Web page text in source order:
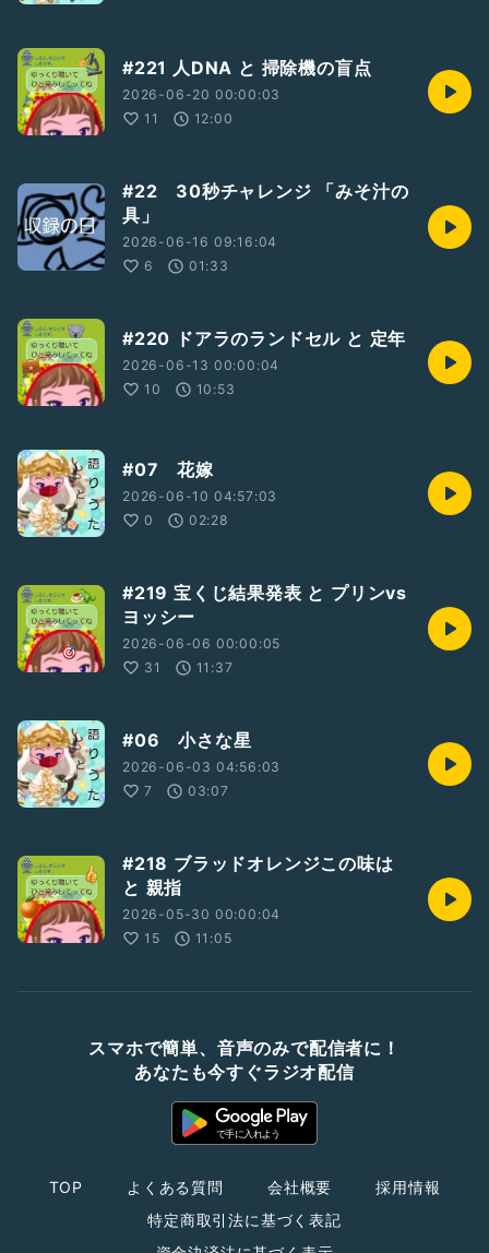
#221 人DNA と 掃除機の盲点
2026-06-20 00:00:03
11
12:00
#22 30秒チャレンジ 「みそ汁の
具」
2026-06-16 09:16:04
6
01:33
#220 ドアラのランドセル と 定年
2026-06-13 00:00:04
10
10:53
#07 花嫁
2026-06-10 04:57:03
0
02:28
#219 宝くじ結果発表 と プリンvs
ヨッシー
2026-06-06 00:00:05
31
11:37
#06 小さな星
2026-06-03 04:56:03
7
03:07
#218 ブラッドオレンジこの味は
と 親指
2026-05-30 00:00:04
15
11:05
スマホで簡単、音声のみで配信者に！
あなたも今すぐラジオ配信
TOP よくある質問 会社概要
採用情報
特定商取引法に基づく表記